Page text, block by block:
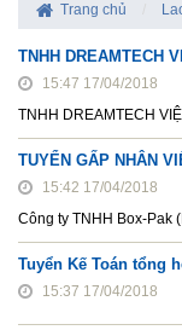
Trang chủ
TNHH DREAMTECH
15:47 17/04/2018
TNHH DREAMTECH
TUYỂN GẤP NHÂN
15:42 17/04/2018
Công ty TNHH Box-Pak
Tuyển Kế Toán tổng
15:37 17/04/2018